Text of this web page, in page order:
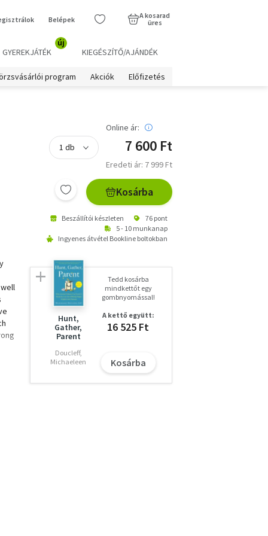
Belépek
A kosarad
üres
GYEREKJÁTÉK
új
KIEGÉSZÍTŐ/AJÁNDÉK
program Akciók Előfizetés
Online ár:
7 600 Ft
Eredeti ár: 7 999 Ft
Kosárba
Beszállítói készleten
76 pont
5 - 10 munkanap
Ingyenes átvétel Bookline boltokban
Hunt,
Gather,
Parent
Doucleff,
Michaeleen
Tedd kosárba
mindkettőt egy
gombnyomással!
A kettő együtt:
16 525 Ft
Kosárba